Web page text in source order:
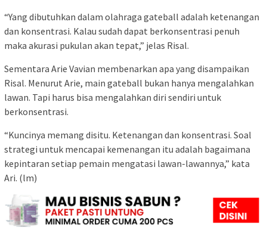
“Yang dibutuhkan dalam olahraga gateball adalah ketenangan
dan konsentrasi. Kalau sudah dapat berkonsentrasi penuh
maka akurasi pukulan akan tepat,” jelas Risal.
Sementara Arie Vavian membenarkan apa yang disampaikan
Risal. Menurut Arie, main gateball bukan hanya mengalahkan
lawan. Tapi harus bisa mengalahkan diri sendiri untuk
berkonsentrasi.
“Kuncinya memang disitu. Ketenangan dan konsentrasi. Soal
strategi untuk mencapai kemenangan itu adalah bagaimana
kepintaran setiap pemain mengatasi lawan-lawannya,” kata
Ari. (lm)